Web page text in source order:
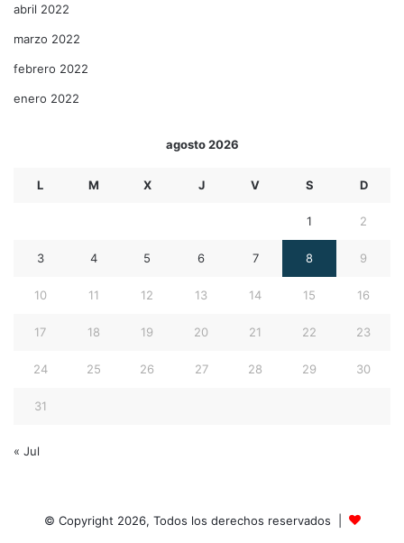
abril 2022
marzo 2022
febrero 2022
enero 2022
agosto 2026
L M X J V S D
1 2
3 4 5 6 7 8 9
10 11 12 13 14 15 16
17 18 19 20 21 22 23
24 25 26 27 28 29 30
31
« Jul
© Copyright 2026, Todos los derechos reservados |